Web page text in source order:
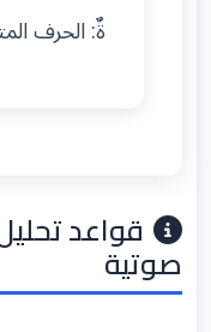
ةٌ: الحرف
قواعد
صوتية